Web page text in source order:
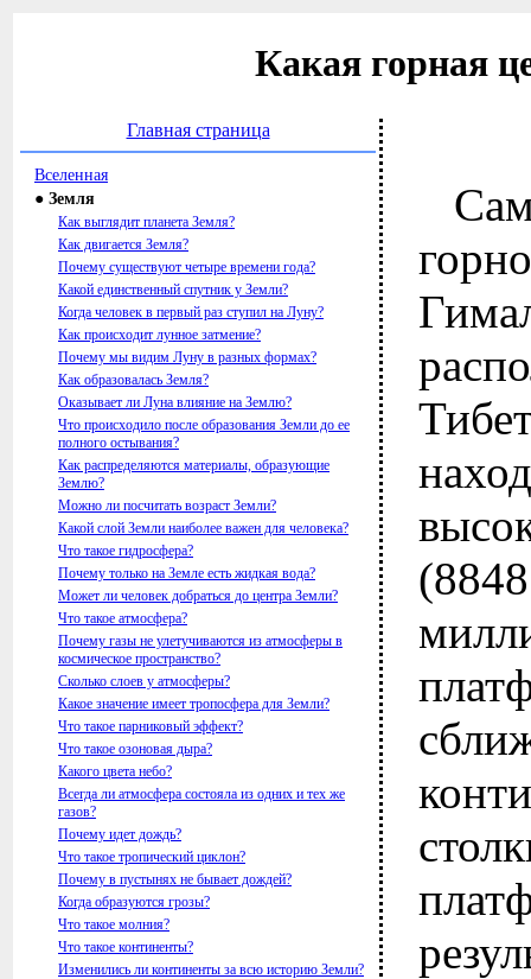
Какая горная
Главная страница
Вселенная
● Земля
Как выглядит планета Земля?
Как двигается Земля?
Почему существуют четыре времени года?
Какой единственный спутник у Земли?
Когда человек в первый раз ступил на Луну?
Как происходит лунное затмение?
Почему мы видим Луну в разных формах?
Как образовалась Земля?
Оказывает ли Луна влияние на Землю?
Что происходило после образования Земли до ее
полного остывания?
Как распределяются материалы, образующие
Землю?
Можно ли посчитать возраст Земли?
Какой слой Земли наиболее важен для человека?
Что такое гидросфера?
Почему только на Земле есть жидкая вода?
Может ли человек добраться до центра Земли?
Что такое атмосфера?
Почему газы не улетучиваются из атмосферы в
космическое пространство?
Сколько слоев у атмосферы?
Какое значение имеет тропосфера для Земли?
Что такое парниковый эффект?
Что такое озоновая дыра?
Какого цвета небо?
Всегда ли атмосфера состояла из одних и тех же
газов?
Почему идет дождь?
Что такое тропический циклон?
Почему в пустынях не бывает дождей?
Когда образуются грозы?
Что такое молния?
Что такое континенты?
Изменились ли континенты за всю историю Земли?